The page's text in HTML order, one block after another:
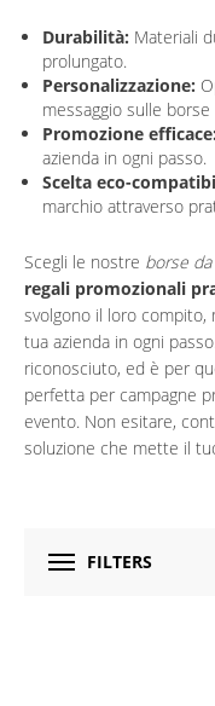
Durabilità: Materiali
prolungato.
Personalizzazione:
messaggio sulle
Promozione efficace:
azienda in ogni passo.
Scelta eco-
marchio attraverso
Scegli le nostre borse
regali promozionali
svolgono il loro compito,
tua azienda in ogni
riconosciuto, ed è per
perfetta per campagne
evento. Non esitare,
soluzione che mette il
FILTERS